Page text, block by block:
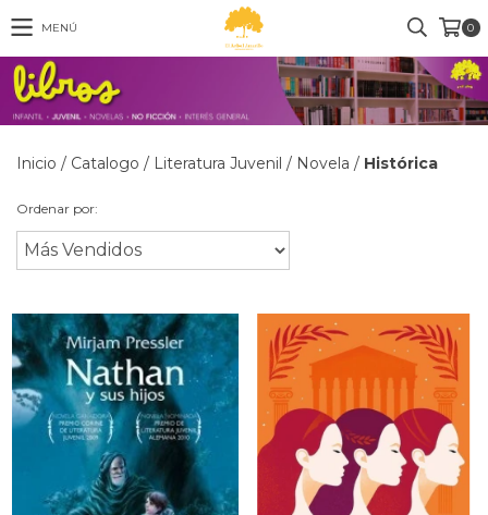
MENÚ 0
Inicio / Catalogo / Literatura Juvenil / Novela / Histórica
Ordenar por: